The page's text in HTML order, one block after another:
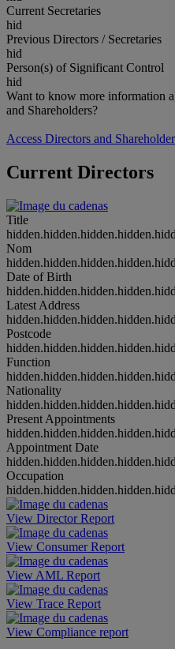
Current Secretaries
hid
Previous Directors / Secretaries
hid
Person(s) of Significant Control
hid
Want to know more information
and Shareholders?
Access Directors and
Current Directors
Title
Nom
Date of Birth
Latest Address
Postcode
Function
Nationality
Present Appointments
Appointment Date
Occupation
View Director Report
View Consumer Report
View AML Report
View Trace Report
View Compliance report